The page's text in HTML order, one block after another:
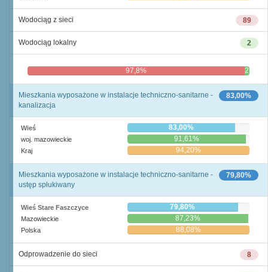
89
Wodociąg z sieci
2
Wodociąg lokalny
97,8% 2,2%
83,00%
Mieszkania wyposażone w instalacje techniczno-sanitarne -
kanalizacja
Wieś 83,00%
woj. mazowieckie 91,61%
Kraj 94,20%
79,80%
Mieszkania wyposażone w instalacje techniczno-sanitarne -
ustęp spłukiwany
Wieś Stare Faszczyce 79,80%
Mazowieckie 87,23%
Polska 88,08%
8
Odprowadzenie do sieci